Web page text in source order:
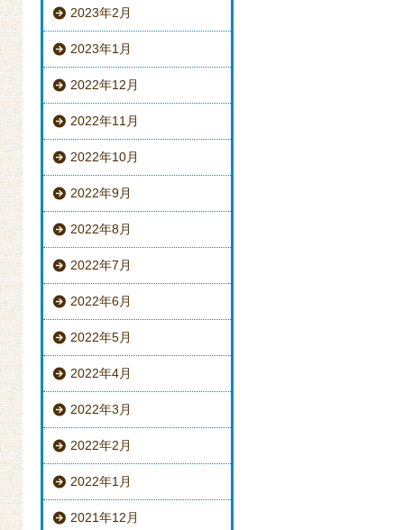
2023年2月
2023年1月
2022年12月
2022年11月
2022年10月
2022年9月
2022年8月
2022年7月
2022年6月
2022年5月
2022年4月
2022年3月
2022年2月
2022年1月
2021年12月